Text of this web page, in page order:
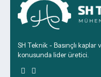
SH Teknik - Basınçlı
konusunda lider üretici.